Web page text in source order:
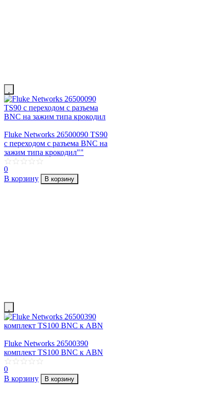
Fluke Networks 26500090 TS90
с переходом с разъема BNC на
зажим типа крокодил""
0
В корзину
В корзину
Fluke Networks 26500390
комплект TS100 BNC к ABN
0
В корзину
В корзину